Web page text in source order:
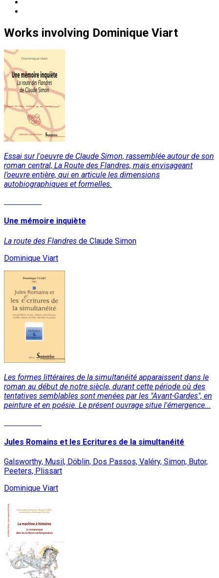
Works involving Dominique Viart
Essai sur l'oeuvre de Claude Simon, rassemblée autour de son
roman central, La Route des Flandres, mais envisageant
l’oeuvre entière, qui en articule les dimensions
autobiographiques et formelles.
Une mémoire inquiète
La route des Flandres de Claude Simon
Dominique Viart
Les formes littéraires de la simultanéité apparaissent dans le
roman au début de notre siècle, durant cette période où des
tentatives semblables sont menées par les "Avant-Gardes", en
peinture et en poésie. Le présent ouvrage situe l'émergence...
Jules Romains et les Ecritures de la simultanéité
Galsworthy, Musil, Döblin, Dos Passos, Valéry, Simon, Butor,
Peeters, Plissart
Dominique Viart